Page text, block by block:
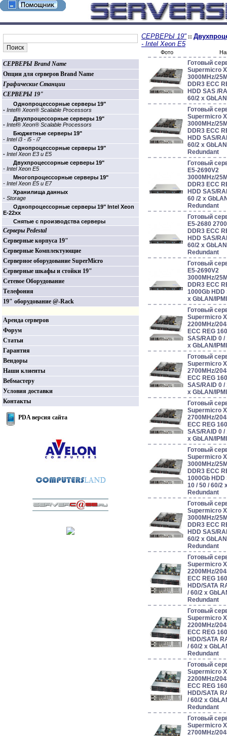
СЕРВЕРЫ Brand Name
Опции для серверов Brand Name
Графические Станции
СЕРВЕРЫ 19"
Однопроцессорные cерверы 19"
- Intel® Xeon® Scalable Processors
Двухпроцессорные cерверы 19"
- Intel® Xeon® Scalable Processors
Бюджетные cерверы 19"
- Intel i3 - i5 - i7
Однопроцессорные cерверы 19"
- Intel Xeon E3 и E5
Двухпроцессорные cерверы 19"
- Intel Xeon E5
Многопроцессорные cерверы 19"
- Intel Xeon E5 и E7
Хранилища данных
- Storage
Однопроцессорные cерверы 19" Intel Xeon
E-22xx
Cнятые с производства серверы
Серверы Pedestal
Серверные корпуса 19"
Серверные Комплектующие
Серверное оборудование SuperMicro
Серверные шкафы и стойки 19"
Сетевое Оборудование
Телефония
19" оборудование @-Rack
Аренда серверов
Форум
Статьи
Гарантия
Вендоры
Наши клиенты
Вебмастеру
Условия доставки
Контакты
PDA версия сайта
СЕРВЕРЫ 19" ::
- Intel Xeon E5
Фото
Готовый
Supermicro
3000MHz/
DDR3 ECC
HDD SAS /
60/2 x
Готовый
Supermicro
3000MHz/
DDR3 ECC
HDD SAS/
60/2 x
Redundant
Готовый
E5-2690V2
3000MHz/
DDR3 ECC
HDD SAS/
60 /2 x
Redundant
Готовый
E5-2680
DDR3 ECC
HDD SAS/
60/2 x
Redundant
Готовый
E5-2690V2
3000MHz/
DDR3 ECC
1000Gb HDD
x GbLAN/
Готовый
Supermicro
2200MHz/
ECC REG
SAS/RAID 0 /
x GbLAN/
Готовый
Supermicro
2700MHz/
ECC REG
SAS/RAID 0 /
x GbLAN/
Готовый
Supermicro
2700MHz/
ECC REG
SAS/RAID 0 /
x GbLAN/
Готовый
Supermicro
3000MHz/
DDR3 ECC
1000Gb HDD
10 / 50 / 60/2
Redundant
Готовый
Supermicro
3000MHz/
DDR3 ECC
HDD SAS/
60/2 x
Redundant
Готовый
Supermicro
2200MHz/
ECC REG
HDD/SATA
/ 60/2 x
Redundant
Готовый
Supermicro
2200MHz/
ECC REG
HDD/SATA
/ 60/2 x
Redundant
Готовый
Supermicro
2200MHz/
ECC REG
HDD/SATA
/ 60/2 x
Redundant
Готовый
Supermicro
2700MHz/